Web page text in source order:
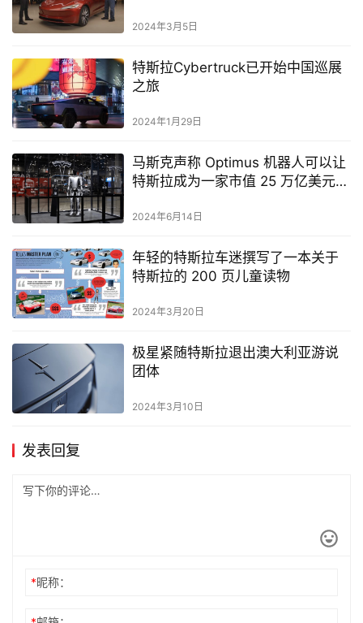
2024年3月5日
特斯拉Cybertruck已开始中国巡展
之旅
2024年1月29日
马斯克声称 Optimus 机器人可以让
特斯拉成为一家市值 25 万亿美元的
数市值的一半
2024年6月14日
年轻的特斯拉车迷撰写了一本关于
特斯拉的 200 页儿童读物
2024年3月20日
极星紧随特斯拉退出澳大利亚游说
团体
2024年3月10日
发表回复
*昵称：